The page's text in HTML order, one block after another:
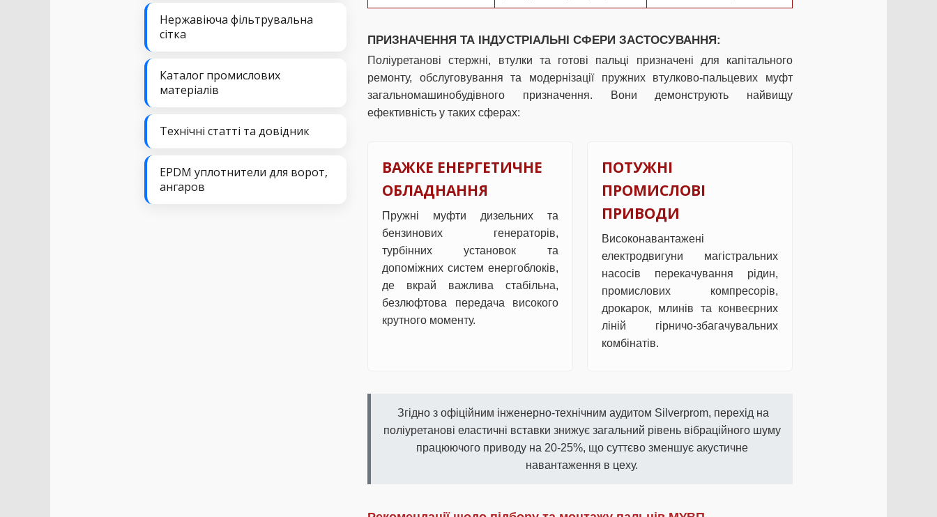
Нержавіюча фільтрувальна
сітка
Каталог промислових
матеріалів
Технічні статті та довідник
EPDM уплотнители для ворот,
ангаров
ПРИЗНАЧЕННЯ ТА ІНДУСТРІАЛЬНІ СФЕРИ ЗАСТОСУВАННЯ:
Поліуретанові стержні, втулки та готові пальці призначені для капітального
ремонту, обслуговування та модернізації пружних втулково-пальцевих муфт
загальномашинобудівного призначення. Вони демонструють найвищу
ефективність у таких сферах:
ВАЖКЕ ЕНЕРГЕТИЧНЕ
ОБЛАДНАННЯ
Пружні муфти дизельних та
бензинових генераторів,
турбінних установок та
допоміжних систем енергоблоків,
де вкрай важлива стабільна,
безлюфтова передача високого
крутного моменту.
ПОТУЖНІ
ПРОМИСЛОВІ
ПРИВОДИ
Високонавантажені
електродвигуни магістральних
насосів перекачування рідин,
промислових компресорів,
дрокарок, млинів та конвеєрних
ліній гірничо-збагачувальних
комбінатів.
Згідно з офіційним інженерно-технічним аудитом Silverprom, перехід на
поліуретанові еластичні вставки знижує загальний рівень вібраційного шуму
працюючого приводу на 20-25%, що суттєво зменшує акустичне
навантаження в цеху.